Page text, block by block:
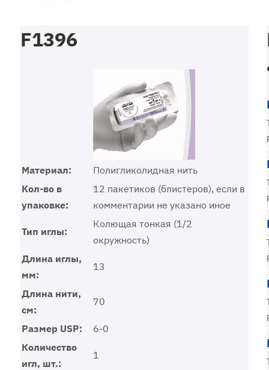
F1396
Материал:
Полигликолидная нить
Кол-во в
упаковке:
12 пакетиков (блистеров), если в
комментарии не указано иное
Тип иглы:
Колющая тонкая (1/2
окружность)
Длина иглы,
мм:
13
Длина нити,
см:
70
Размер USP:
6-0
Количество
игл, шт.:
1